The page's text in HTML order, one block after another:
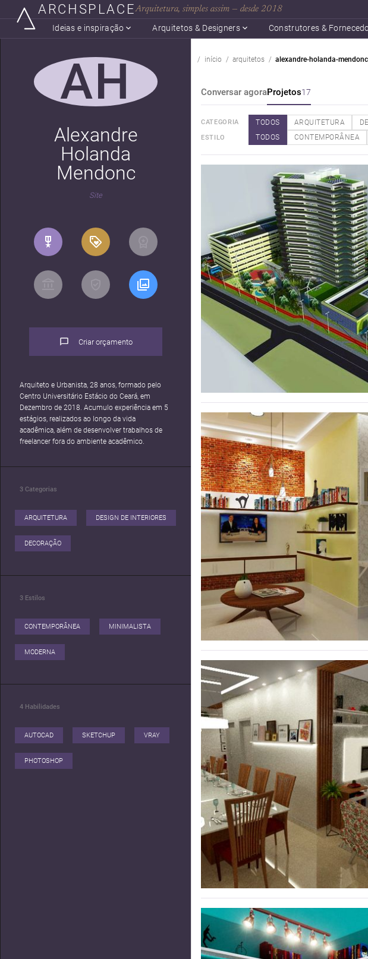
ARCHSPLACEArquitetura, simples assim — desde 2018
Ideias e inspiração Arquitetos & Designers Construtores &
AH
Alexandre
Holanda
Mendonc
Site
Criar orçamento
Arquiteto e Urbanista, 28 anos, formado pelo
Centro Universitário Estácio do Ceará, em
Dezembro de 2018. Acumulo experiência em 5
estágios, realizados ao longo da vida
acadêmica, além de desenvolver trabalhos de
freelancer fora do ambiente acadêmico.
3 Categorias
ARQUITETURA DESIGN DE INTERIORES
DECORAÇÃO
3 Estilos
CONTEMPORÂNEA MINIMALISTA
MODERNA
4 Habilidades
AUTOCAD SKETCHUP VRAY
PHOTOSHOP
início arquitetos alexandre-holanda-mendonc
Conversar agoraProjetos17
CATEGORIA TODOS ARQUITETURA
ESTILO TODOS CONTEMPORÂNEA